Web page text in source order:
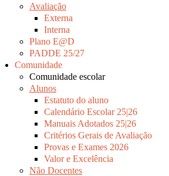
Avaliação
Externa
Interna
Plano E@D
PADDE 25/27
Comunidade
Comunidade escolar
Alunos
Estatuto do aluno
Calendário Escolar 25|26
Manuais Adotados 25|26
Critérios Gerais de Avaliação
Provas e Exames 2026
Valor e Excelência
Não Docentes